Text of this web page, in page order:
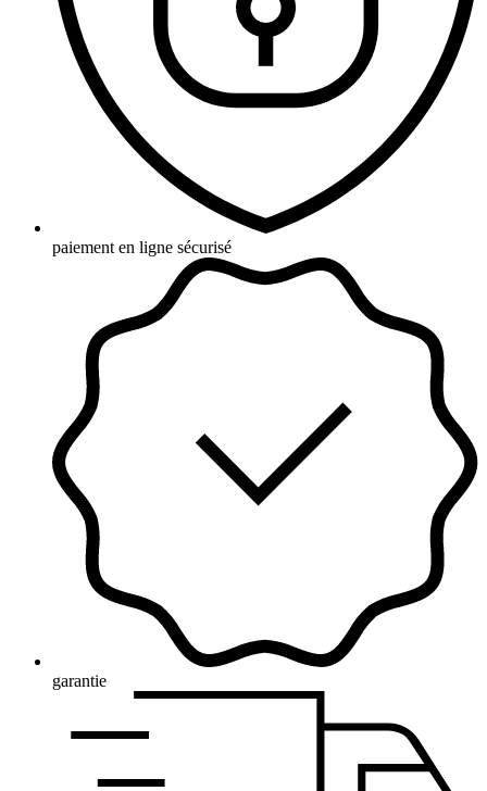
paiement en ligne sécurisé
garantie